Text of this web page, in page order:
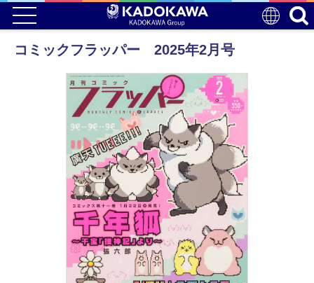
コミックフラッパー 2025年2月号